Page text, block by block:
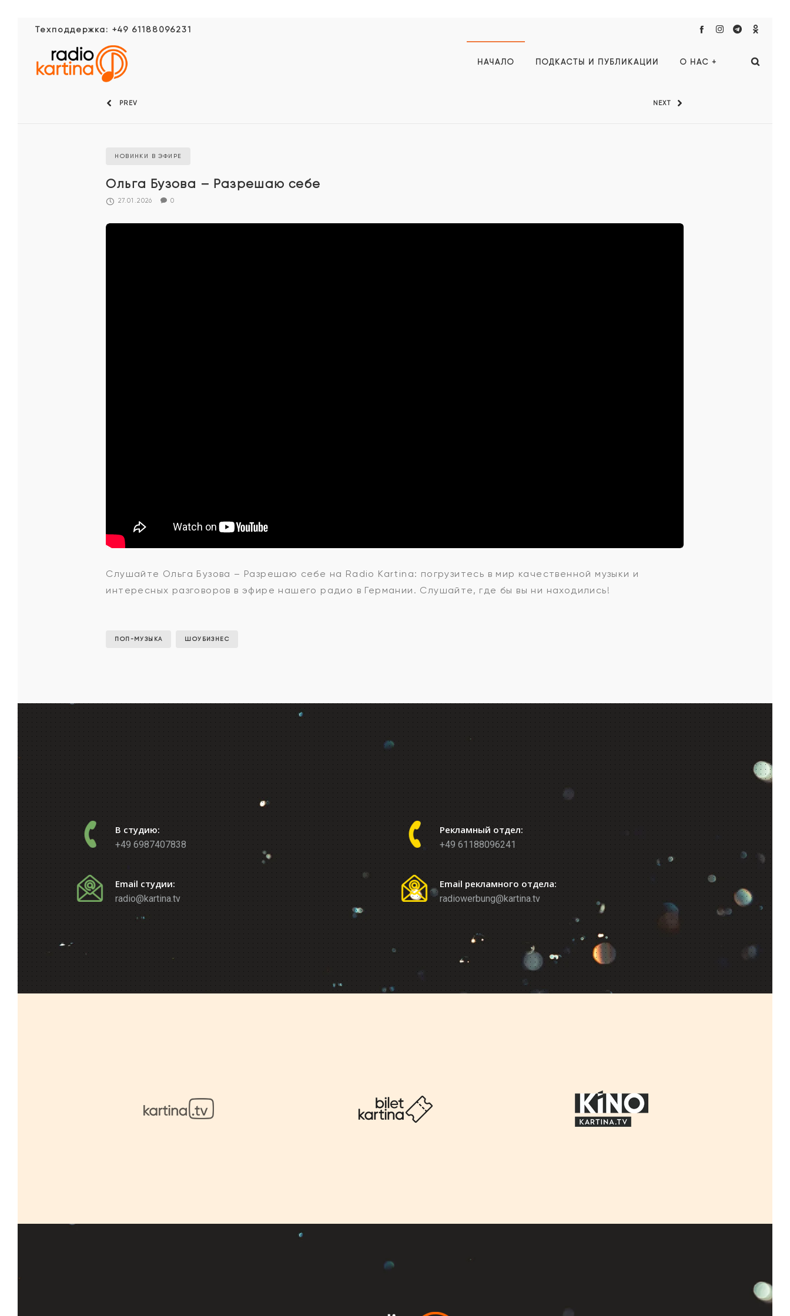
Техподдержка: +49 61188096231
НАЧАЛО ПОДКАСТЫ И ПУБЛИКАЦИИ О НАС +
PREV NEXT
НОВИНКИ В ЭФИРЕ
Ольга Бузова – Разрешаю себе
27.01.2026 0
Ольга
-
себе
Слушайте Ольга Бузова – Разрешаю себе на Radio Kartina: погрузитесь в мир качественной музыки и
интересных разговоров в эфире нашего радио в Германии. Слушайте, где бы вы ни находились!
ПОП-МУЗЫКА ШОУБИЗНЕС
В студию:
+49 6987407838
Email студии:
radio@kartina.tv
Рекламный отдел:
+49 61188096241
Email рекламного отдела:
radiowerbung@kartina.tv